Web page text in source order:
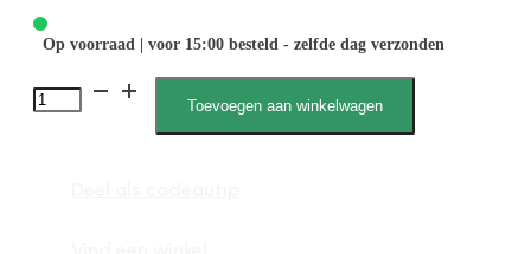
Op voorraad | voor 15:00 besteld - zelfde dag verzonden
Amber
Toevoegen aan winkelwagen